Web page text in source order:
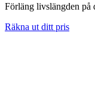
Förläng livslängden på
Räkna ut ditt pris